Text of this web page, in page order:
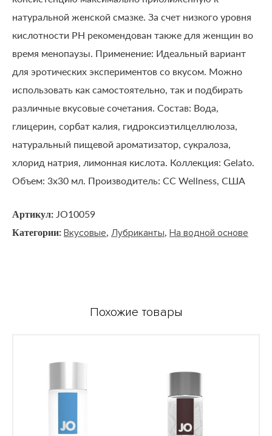
натуральной женской смазке. За счет низкого уровня
кислотности PH рекомендован также для женщин во
время менопаузы. Применение: Идеальный вариант
для эротических экспериментов со вкусом. Можно
использовать как самостоятельно, так и подбирать
различные вкусовые сочетания. Состав: Вода,
глицерин, сорбат калия, гидроксиэтилцеллюлоза,
натуральный пищевой ароматизатор, сукралоза,
хлорид натрия, лимонная кислота. Коллекция: Gelato.
Объем: 3х30 мл. Производитель: CC Wellness, США
Артикул: JO10059
Категории: Вкусовые, Лубриканты, На водной основе
Похожие товары